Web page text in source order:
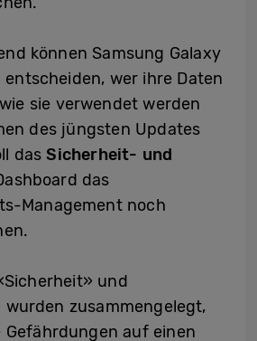
können Samsung Galaxy
wer ihre Daten
sie verwendet werden
des jüngsten Updates
das Sicherheit- und
das
Management noch
und
zusammengelegt,
Gefährdungen auf einen